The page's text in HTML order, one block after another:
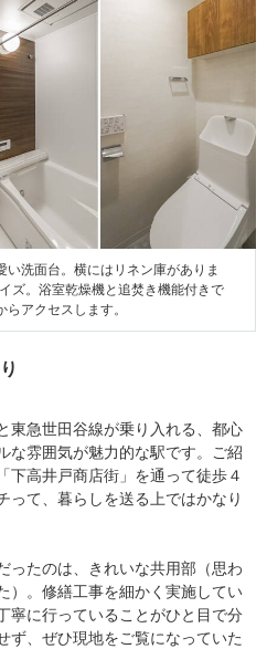
洗面台。横にはリネン庫がありま
ズ。浴室乾燥機と追焚き機能付きで
らアクセスします。
東急世田谷線が乗り入れる、都心
な雰囲気が魅力的な駅です。ご紹
下高井戸商店街」を通って徒歩４
って、暮らしを送る上ではかなり
ったのは、きれいな共用部（思わ
）。修繕工事を細かく実施してい
寧に行っていることがひと目で分
ず、ぜひ現地をご覧になっていた